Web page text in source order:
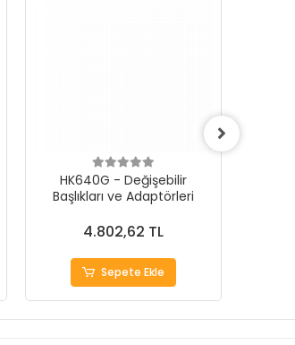
HK640G - Değişebilir
Başlıkları ve Adaptörleri
4.802,62 TL
Sepete Ekle